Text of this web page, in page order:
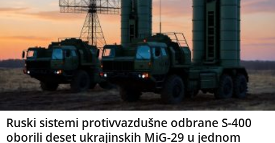
Ruski sistemi protivvazdušne odbrane S-400
oborili deset ukrajinskih MiG-29 u jednom